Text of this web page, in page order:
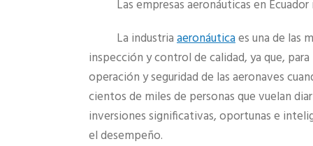
Las empresas aeronáuticas en
La industriaaeronáuticaes una de las
inspección y control de calidad, ya que,
operación y seguridad de las aeronaves
cientos de miles de personas que vuelan
inversiones significativas, oportunas e
el desempeño.